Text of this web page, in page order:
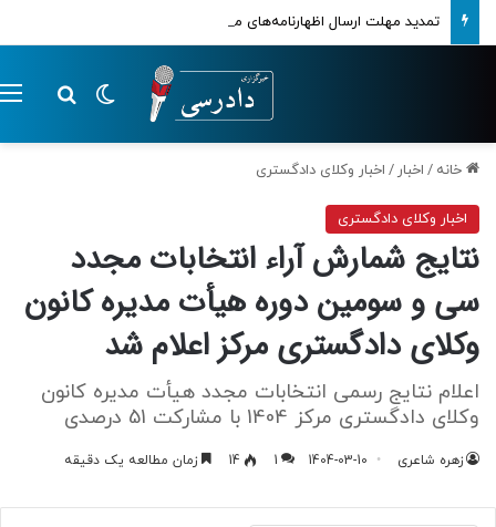
تمدید مهلت ارسال اظهارنامه‌های مالیاتی تا پایان تابستان 1405
تغییر پوسته
خانه / اخبار / اخبار وکلای دادگستری
اخبار وکلای دادگستری
نتایج شمارش آراء انتخابات مجدد
سی و سومین دوره هیأت مدیره کانون
وکلای دادگستری مرکز اعلام شد
اعلام نتایج رسمی انتخابات مجدد هیأت مدیره کانون
وکلای دادگستری مرکز 1404 با مشارکت 51 درصدی
زهره شاعری 1404-03-10
1
14 زمان مطالعه یک دقیقه